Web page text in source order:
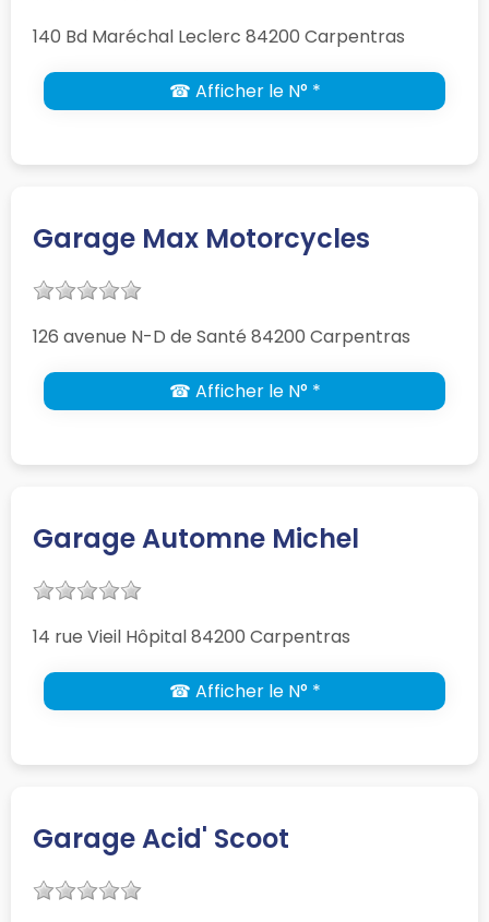
140 Bd Maréchal Leclerc 84200 Carpentras
☎ Afficher le N° *
Garage Max Motorcycles
126 avenue N-D de Santé 84200 Carpentras
☎ Afficher le N° *
Garage Automne Michel
14 rue Vieil Hôpital 84200 Carpentras
☎ Afficher le N° *
Garage Acid' Scoot